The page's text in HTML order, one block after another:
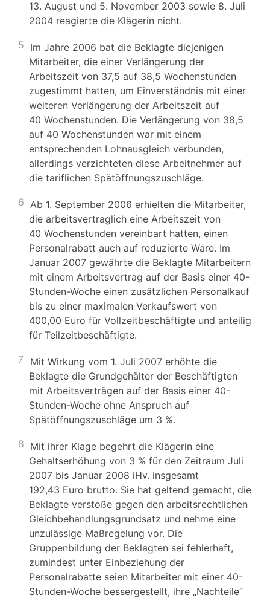
13. August und 5. November 2003 sowie 8. Juli
2004 reagierte die Klägerin nicht.
5 Im Jahre 2006 bat die Beklagte diejenigen
Mitarbeiter, die einer Verlängerung der
Arbeitszeit von 37,5 auf 38,5 Wochenstunden
zugestimmt hatten, um Einverständnis mit einer
weiteren Verlängerung der Arbeitszeit auf
40 Wochenstunden. Die Verlängerung von 38,5
auf 40 Wochenstunden war mit einem
entsprechenden Lohnausgleich verbunden,
allerdings verzichteten diese Arbeitnehmer auf
die tariflichen Spätöffnungszuschläge.
6 Ab 1. September 2006 erhielten die Mitarbeiter,
die arbeitsvertraglich eine Arbeitszeit von
40 Wochenstunden vereinbart hatten, einen
Personalrabatt auch auf reduzierte Ware. Im
Januar 2007 gewährte die Beklagte Mitarbeitern
mit einem Arbeitsvertrag auf der Basis einer 40-
Stunden-Woche einen zusätzlichen Personalkauf
bis zu einer maximalen Verkaufswert von
400,00 Euro für Vollzeitbeschäftigte und anteilig
für Teilzeitbeschäftigte.
7
Mit Wirkung vom 1. Juli 2007 erhöhte die
Beklagte die Grundgehälter der Beschäftigten
mit Arbeitsverträgen auf der Basis einer 40-
Stunden-Woche ohne Anspruch auf
Spätöffnungszuschläge um 3 %.
8 Mit ihrer Klage begehrt die Klägerin eine
Gehaltserhöhung von 3 % für den Zeitraum Juli
2007 bis Januar 2008 iHv. insgesamt
192,43 Euro brutto. Sie hat geltend gemacht, die
Beklagte verstoße gegen den arbeitsrechtlichen
Gleichbehandlungsgrundsatz und nehme eine
unzulässige Maßregelung vor. Die
Gruppenbildung der Beklagten sei fehlerhaft,
zumindest unter Einbeziehung der
Personalrabatte seien Mitarbeiter mit einer 40-
Stunden-Woche bessergestellt, ihre „Nachteile“